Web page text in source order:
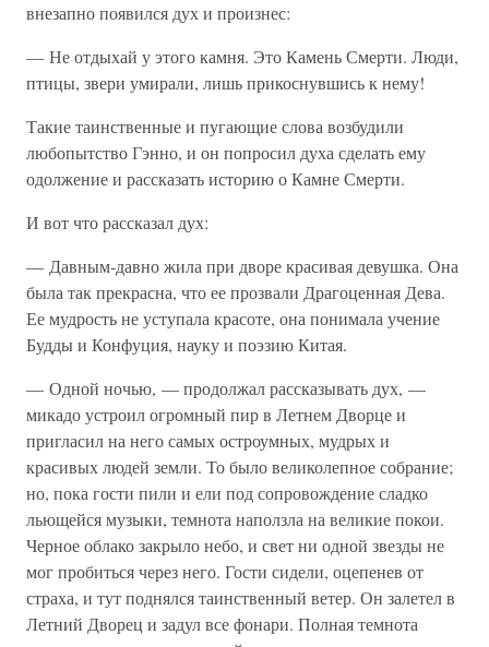
внезапно появился дух и произнес:
— Не отдыхай у этого камня. Это Камень Смерти. Люди,
птицы, звери умирали, лишь прикоснувшись к нему!
Такие таинственные и пугающие слова возбудили
любопытство Гэнно, и он попросил духа сделать ему
одолжение и рассказать историю о Камне Смерти.
И вот что рассказал дух:
— Давным-давно жила при дворе красивая девушка. Она
была так прекрасна, что ее прозвали Драгоценная Дева.
Ее мудрость не уступала красоте, она понимала учение
Будды и Конфуция, науку и поэзию Китая.
— Одной ночью, — продолжал рассказывать дух, —
микадо устроил огромный пир в Летнем Дворце и
пригласил на него самых остроумных, мудрых и
красивых людей земли. То было великолепное собрание;
но, пока гости пили и ели под сопровождение сладко
льющейся музыки, темнота наползла на великие покои.
Черное облако закрыло небо, и свет ни одной звезды не
мог пробиться через него. Гости сидели, оцепенев от
страха, и тут поднялся таинственный ветер. Он залетел в
Летний Дворец и задул все фонари. Полная темнота